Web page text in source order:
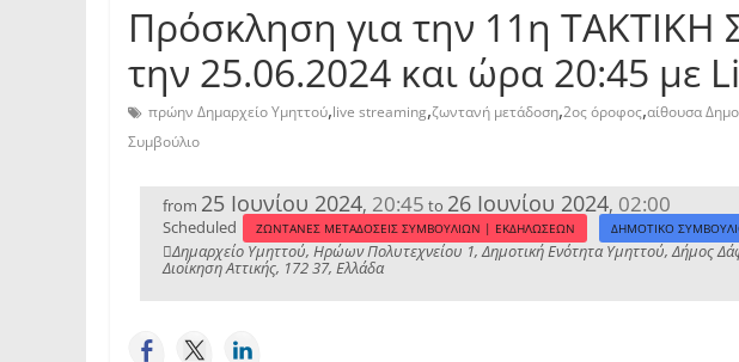
Πρόσκληση για την 11η
την 25.06.2024 και ώρα 20:45 με
πρώην Δημαρχείο Υμηττού,live streaming,ζωντανή μετάδοση,2ος όροφος,αίθουσα
Συμβούλιο
from 25 Ιουνίου 2024, 20:45 to 26 Ιουνίου 2024, 02:00
Scheduled ΖΩΝΤΑΝΕΣ ΜΕΤΑΔΟΣΕΙΣ ΣΥΜΒΟΥΛΙΩΝ | ΕΚΔΗΛΩΣΕΩΝ ΔΗΜΟΤΙΚΟ
Δημαρχείο Υμηττού, Ηρώων Πολυτεχνείου 1, Δημοτική Ενότητα Υμηττού, Δήμος
Διοίκηση Αττικής, 172 37, Ελλάδα